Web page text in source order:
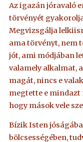
Az igazán jóravaló
törvényét
Megvizsgálja
ama törvényt, nem
jót, ami módjában
valamely alkalmat,
magát, nincs e
megtette e mindazt
hogy mások vele
Bízik Isten
bölcsességében,